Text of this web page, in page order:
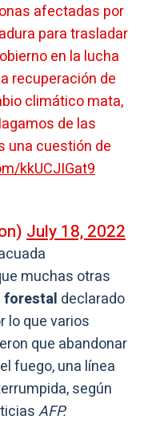
para trasladar
en la lucha
recuperación de
climático mata,
de las
una cuestión de
kkUCJIGat9
July 18, 2022
muchas otras
forestal declarado
lo que varios
que abandonar
fuego, una línea
según
AFP.